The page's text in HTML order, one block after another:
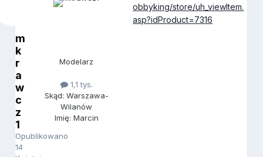
m
k
r
a
w
c
z
1
Opublikowano
14
Modelarz
1,1 tys.
Skąd: Warszawa-
Wilanów
Imię: Marcin
obbyking/store/uh_viewItem.
asp?idProduct=7316